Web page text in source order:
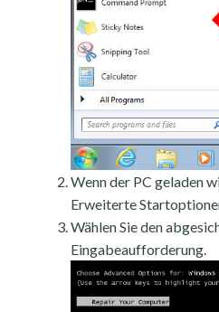
Wenn der PC geladen
Erweiterte
Wählen Sie den
Eingabeaufforderung.